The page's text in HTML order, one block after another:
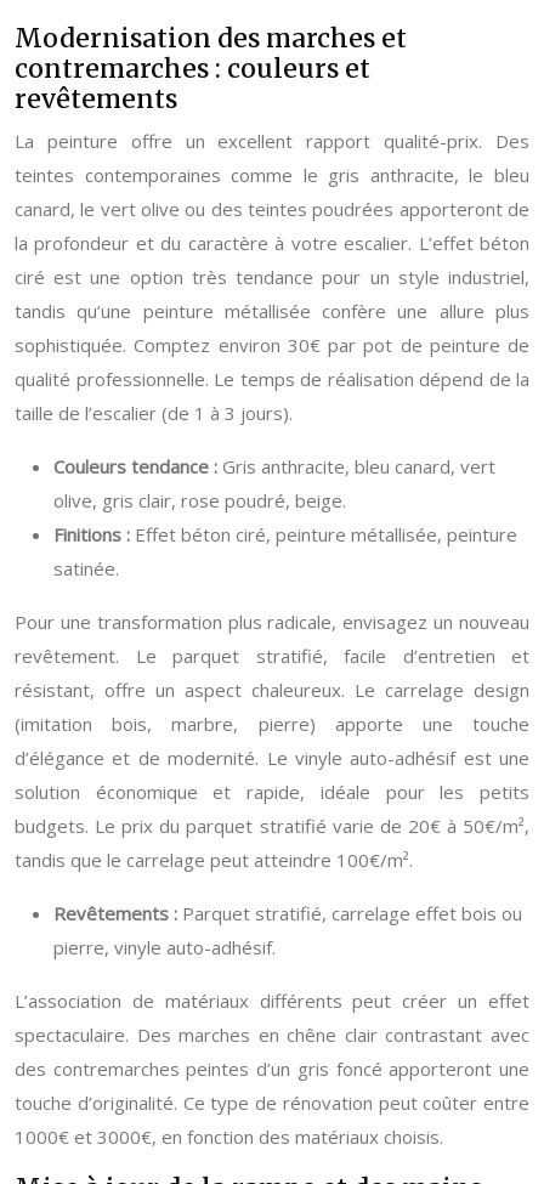
Modernisation des marches et
contremarches : couleurs et
revêtements
La peinture offre un excellent rapport qualité-prix. Des
teintes contemporaines comme le gris anthracite, le bleu
canard, le vert olive ou des teintes poudrées apporteront de
la profondeur et du caractère à votre escalier. L’effet béton
ciré est une option très tendance pour un style industriel,
tandis qu’une peinture métallisée confère une allure plus
sophistiquée. Comptez environ 30€ par pot de peinture de
qualité professionnelle. Le temps de réalisation dépend de la
taille de l’escalier (de 1 à 3 jours).
Couleurs tendance : Gris anthracite, bleu canard, vert
olive, gris clair, rose poudré, beige.
Finitions : Effet béton ciré, peinture métallisée, peinture
satinée.
Pour une transformation plus radicale, envisagez un nouveau
revêtement. Le parquet stratifié, facile d’entretien et
résistant, offre un aspect chaleureux. Le carrelage design
(imitation bois, marbre, pierre) apporte une touche
d’élégance et de modernité. Le vinyle auto-adhésif est une
solution économique et rapide, idéale pour les petits
budgets. Le prix du parquet stratifié varie de 20€ à 50€/m²,
tandis que le carrelage peut atteindre 100€/m².
Revêtements : Parquet stratifié, carrelage effet bois ou
pierre, vinyle auto-adhésif.
L’association de matériaux différents peut créer un effet
spectaculaire. Des marches en chêne clair contrastant avec
des contremarches peintes d’un gris foncé apporteront une
touche d’originalité. Ce type de rénovation peut coûter entre
1000€ et 3000€, en fonction des matériaux choisis.